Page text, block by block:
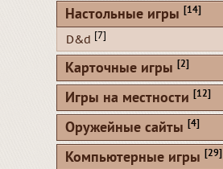
Настольные игры [14]
D&d [7]
Карточные игры [2]
Игры на местности [12]
Оружейные сайты [4]
Компьютерные игры [29]